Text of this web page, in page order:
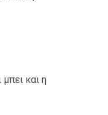
και η